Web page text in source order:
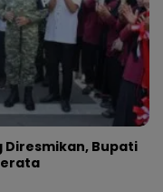
Diresmikan, Bupati